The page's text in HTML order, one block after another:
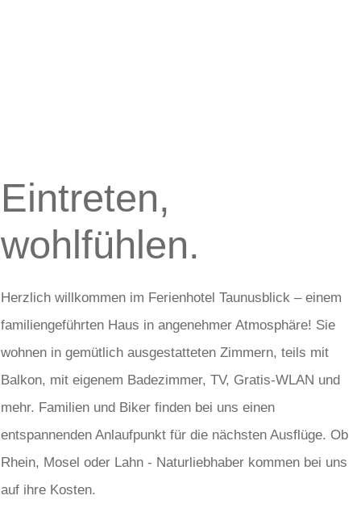
Eintreten,
wohlfühlen.
Herzlich willkommen im Ferienhotel Taunusblick – einem
familiengeführten Haus in angenehmer Atmosphäre! Sie
wohnen in gemütlich ausgestatteten Zimmern, teils mit
Balkon, mit eigenem Badezimmer, TV, Gratis-WLAN und
mehr. Familien und Biker finden bei uns einen
entspannenden Anlaufpunkt für die nächsten Ausflüge. Ob
Rhein, Mosel oder Lahn - Naturliebhaber kommen bei uns
auf ihre Kosten.